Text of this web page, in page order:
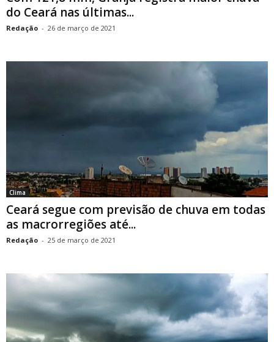
do Ceará nas últimas...
Redação - 26 de março de 2021
Clima
Ceará segue com previsão de chuva em todas
as macrorregiões até...
Redação - 25 de março de 2021